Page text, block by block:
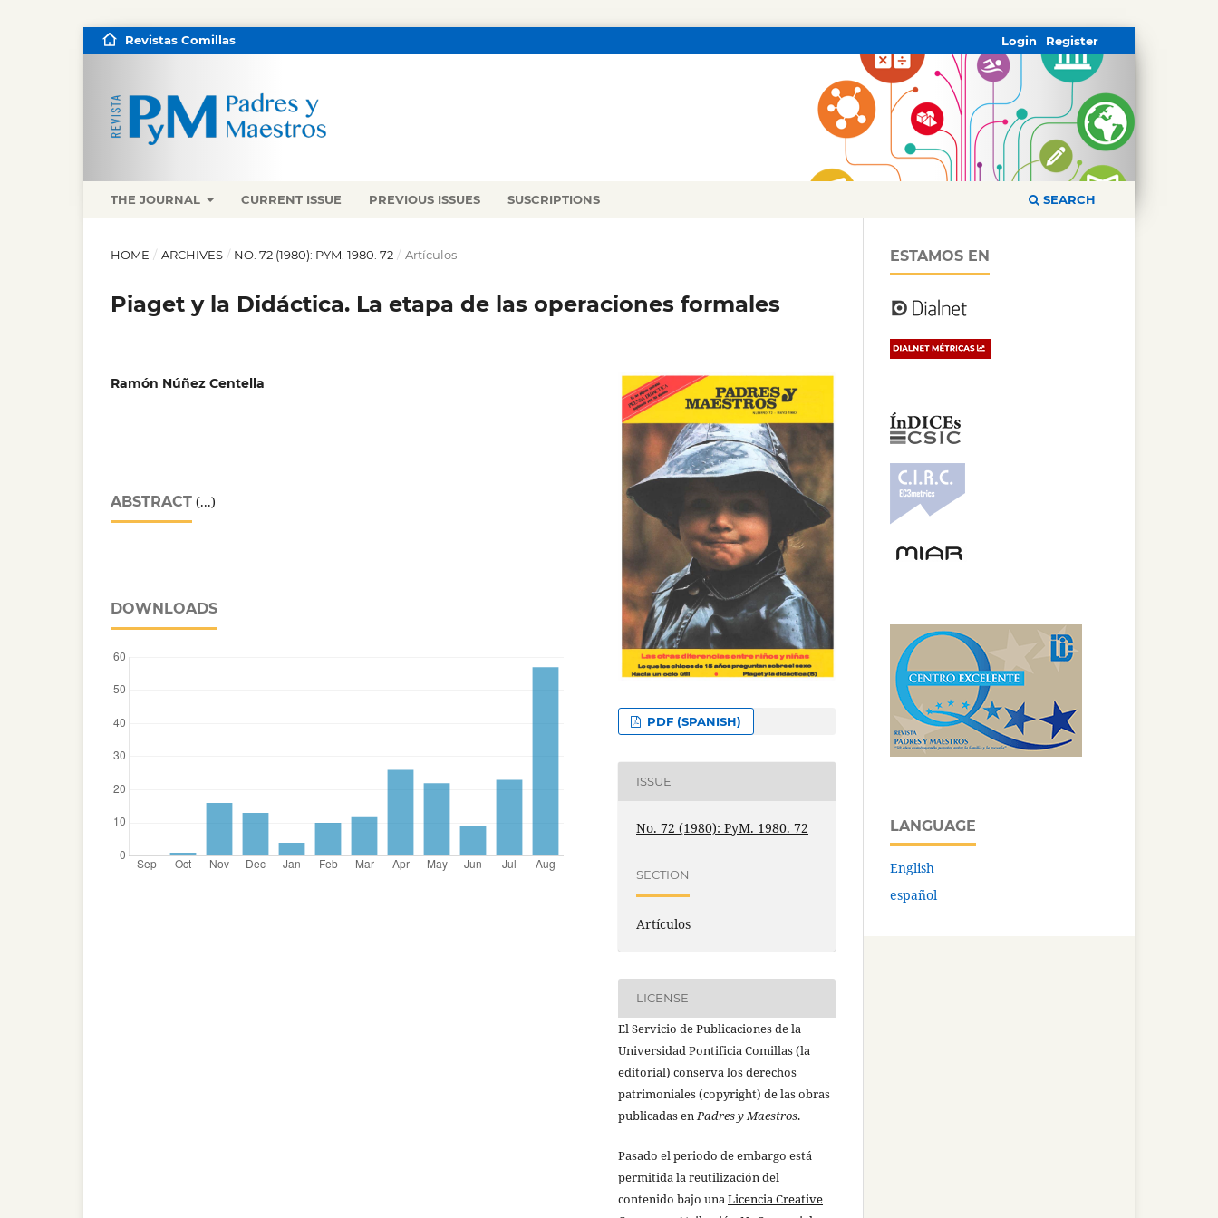
THE JOURNAL CURRENT ISSUE PREVIOUS ISSUES SUSCRIPTIONS SEARCH
Revistas Comillas Register
Login
HOME / ARCHIVES / NO. 72 (1980): PYM. 1980. 72 / Artículos
Piaget y la Didáctica. La etapa de las operaciones formales
Ramón Núñez Centella
ABSTRACT (...)
DOWNLOADS
PDF (SPANISH)
ISSUE
No. 72 (1980): PyM. 1980. 72
SECTION
Artículos
LICENSE
El Servicio de Publicaciones de la
Universidad Pontificia Comillas (la
editorial) conserva los derechos
patrimoniales (copyright) de las obras
publicadas enPadres y Maestros.
Pasado el periodo de embargo está
permitida la reutilización del
contenido bajo unaLicencia Creative
ESTAMOS EN
LANGUAGE
English
español